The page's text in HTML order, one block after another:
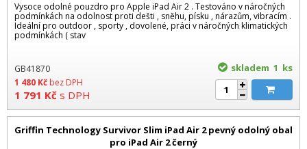
Vysoce odolné pouzdro pro Apple iPad Air 2 . Testováno v náročných
podmínkách na odolnost proti dešti , sněhu, písku , nárazům, vibracím .
Ideální pro outdoor , sporty , dovolené, práci v náročných klimatických
podmínkách ( stav
skladem 1 ks
GB41870
1 480 Kč bez DPH
1 791 Kč s DPH
Griffin Technology Survivor Slim iPad Air 2 pevný odolný obal
pro iPad Air 2 černý